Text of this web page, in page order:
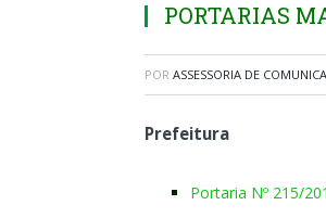
PORTARIAS
POR ASSESSORIA DE
Prefeitura
Portaria Nº 215/